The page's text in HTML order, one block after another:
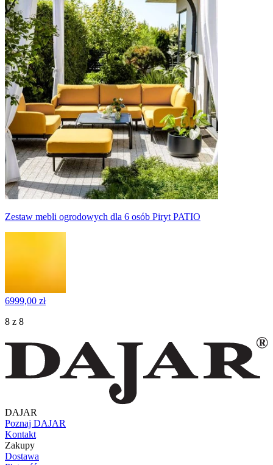
Zestaw mebli ogrodowych dla 6 osób Piryt PATIO
6999,00 zł
8 z 8
DAJAR
Poznaj DAJAR
Kontakt
Zakupy
Dostawa